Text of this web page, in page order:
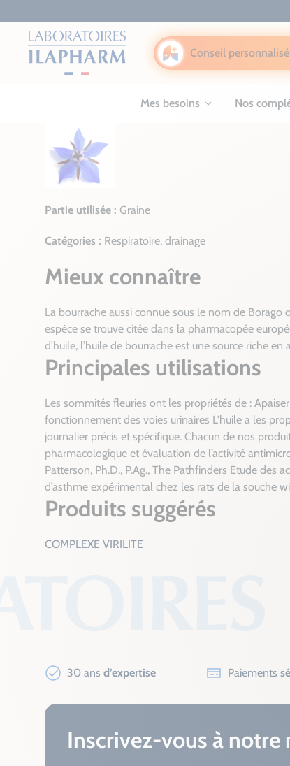
Conseil
Mes besoins Nos
Partie utilisée : Graine
Catégories : Respiratoire, drainage
Mieux connaître
La bourrache aussi connue sous le nom de
espèce se trouve citée dans la pharmacopée
d’huile, l’huile de bourrache est une source riche
Principales utilisations
Les sommités fleuries ont les propriétés de :
fonctionnement des voies urinaires L'huile a les
journalier précis et spécifique. Chacun de nos
pharmacologique et évaluation de l’activité
Patterson, Ph.D., P.Ag., The Pathfinders Etude des
d’asthme expérimental chez les rats de la souche
Produits suggérés
COMPLEXE VIRILITE
30 ans d’expertise Paiements
Inscrivez-vous à notre